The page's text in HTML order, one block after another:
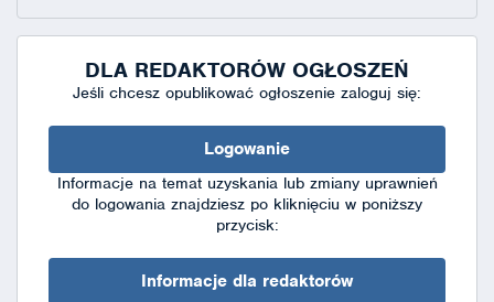
DLA REDAKTORÓW OGŁOSZEŃ
Jeśli chcesz opublikować ogłoszenie zaloguj się:
Logowanie
Informacje na temat uzyskania lub zmiany uprawnień
do logowania znajdziesz po kliknięciu w poniższy
przycisk:
Informacje dla redaktorów